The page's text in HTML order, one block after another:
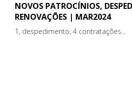
NOVOS PATROCÍNIOS,
RENOVAÇÕES | MAR2024
1, despedimento, 4 contratações...